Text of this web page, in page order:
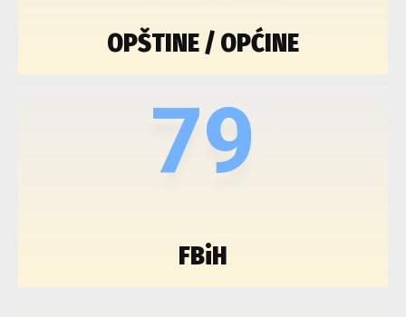
OPŠTINE / OPĆINE
79
FBiH